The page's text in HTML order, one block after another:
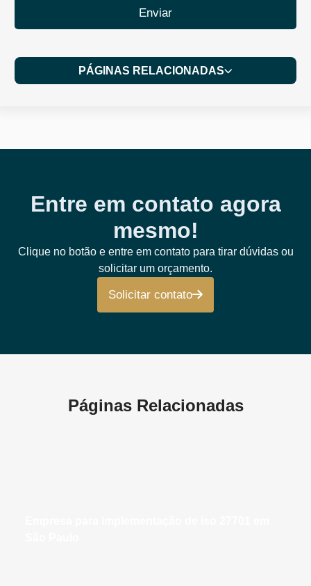
Enviar
PÁGINAS RELACIONADAS
Entre em contato agora
mesmo!
Clique no botão e entre em contato para tirar dúvidas ou
solicitar um orçamento.
Solicitar contato
Páginas Relacionadas